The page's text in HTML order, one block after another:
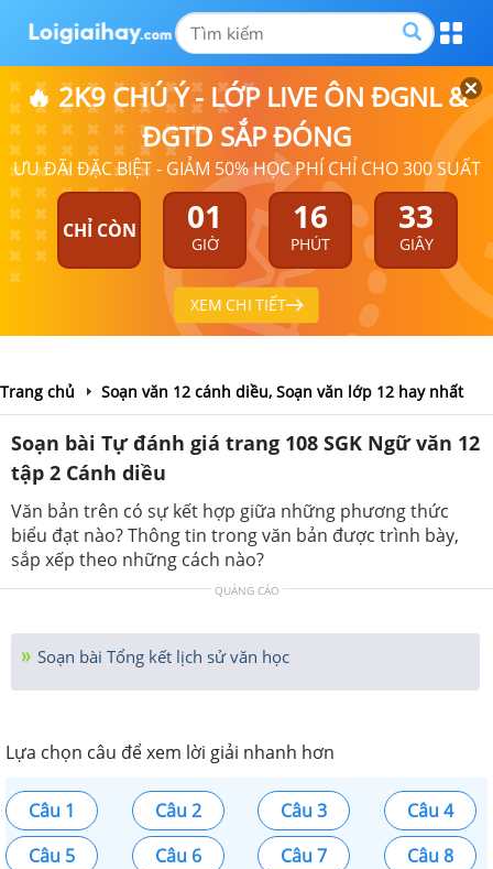
🔥 2K9 CHÚ Ý - LỚP LIVE ÔN ĐGNL &
ĐGTD SẮP ĐÓNG
ƯU ĐÃI ĐẶC BIỆT - GIẢM 50% HỌC PHÍ CHỈ CHO 300 SUẤT
CHỈ CÒN 01
GIỜ
16
PHÚT
32
GIÂY
XEM CHI TIẾT
Trang chủ Soạn văn 12 cánh diều, Soạn văn lớp 12 hay nhất
Soạn bài Tự đánh giá trang 108 SGK Ngữ văn 12
tập 2 Cánh diều
Văn bản trên có sự kết hợp giữa những phương thức
biểu đạt nào? Thông tin trong văn bản được trình bày,
sắp xếp theo những cách nào?
QUẢNG CÁO
Soạn bài Tổng kết lịch sử văn học
Lựa chọn câu để xem lời giải nhanh hơn
Câu 1 Câu 2 Câu 3
Câu 4
Câu 5
Câu 6 Câu 7
Câu 8